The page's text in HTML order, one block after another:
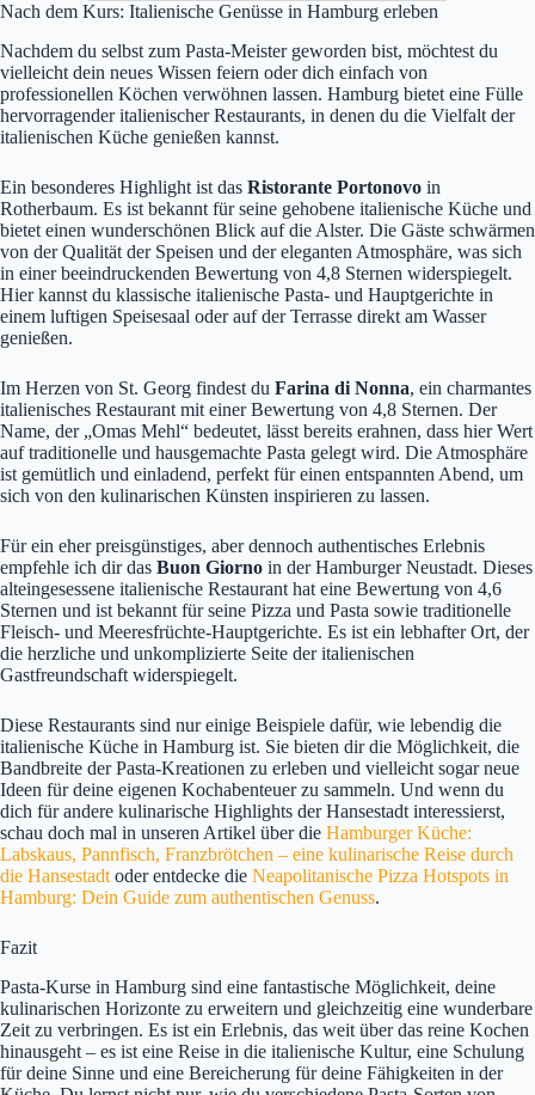
Nach dem Kurs: Italienische Genüsse in Hamburg erleben
Nachdem du selbst zum Pasta-Meister geworden bist, möchtest du
vielleicht dein neues Wissen feiern oder dich einfach von
professionellen Köchen verwöhnen lassen. Hamburg bietet eine Fülle
hervorragender italienischer Restaurants, in denen du die Vielfalt der
italienischen Küche genießen kannst.
Ein besonderes Highlight ist das Ristorante Portonovo in
Rotherbaum. Es ist bekannt für seine gehobene italienische Küche und
bietet einen wunderschönen Blick auf die Alster. Die Gäste schwärmen
von der Qualität der Speisen und der eleganten Atmosphäre, was sich
in einer beeindruckenden Bewertung von 4,8 Sternen widerspiegelt.
Hier kannst du klassische italienische Pasta- und Hauptgerichte in
einem luftigen Speisesaal oder auf der Terrasse direkt am Wasser
genießen.
Im Herzen von St. Georg findest du Farina di Nonna, ein charmantes
italienisches Restaurant mit einer Bewertung von 4,8 Sternen. Der
Name, der „Omas Mehl“ bedeutet, lässt bereits erahnen, dass hier Wert
auf traditionelle und hausgemachte Pasta gelegt wird. Die Atmosphäre
ist gemütlich und einladend, perfekt für einen entspannten Abend, um
sich von den kulinarischen Künsten inspirieren zu lassen.
Für ein eher preisgünstiges, aber dennoch authentisches Erlebnis
empfehle ich dir das Buon Giorno in der Hamburger Neustadt. Dieses
alteingesessene italienische Restaurant hat eine Bewertung von 4,6
Sternen und ist bekannt für seine Pizza und Pasta sowie traditionelle
Fleisch- und Meeresfrüchte-Hauptgerichte. Es ist ein lebhafter Ort, der
die herzliche und unkomplizierte Seite der italienischen
Gastfreundschaft widerspiegelt.
Diese Restaurants sind nur einige Beispiele dafür, wie lebendig die
italienische Küche in Hamburg ist. Sie bieten dir die Möglichkeit, die
Bandbreite der Pasta-Kreationen zu erleben und vielleicht sogar neue
Ideen für deine eigenen Kochabenteuer zu sammeln. Und wenn du
dich für andere kulinarische Highlights der Hansestadt interessierst,
schau doch mal in unseren Artikel über die Hamburger Küche:
Labskaus, Pannfisch, Franzbrötchen – eine kulinarische Reise durch
die Hansestadt oder entdecke die Neapolitanische Pizza Hotspots in
Hamburg: Dein Guide zum authentischen Genuss.
Fazit
Pasta-Kurse in Hamburg sind eine fantastische Möglichkeit, deine
kulinarischen Horizonte zu erweitern und gleichzeitig eine wunderbare
Zeit zu verbringen. Es ist ein Erlebnis, das weit über das reine Kochen
hinausgeht – es ist eine Reise in die italienische Kultur, eine Schulung
für deine Sinne und eine Bereicherung für deine Fähigkeiten in der